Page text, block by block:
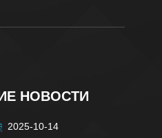
НОВОСТИ
2025-10-14